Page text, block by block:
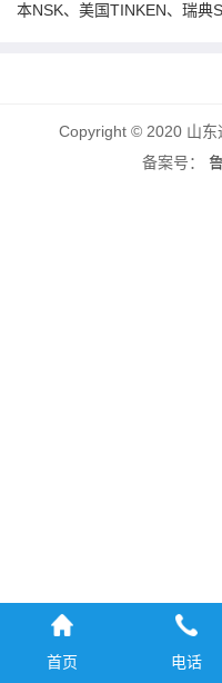
本NSK、美国TINKEN、瑞典
Copyright © 2020 山东
备案号：
首页 电话